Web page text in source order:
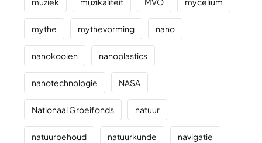
mythe mythevorming nano
nanokooien nanoplastics
nanotechnologie NASA
Nationaal Groeifonds natuur
natuurbehoud natuurkunde navigatie